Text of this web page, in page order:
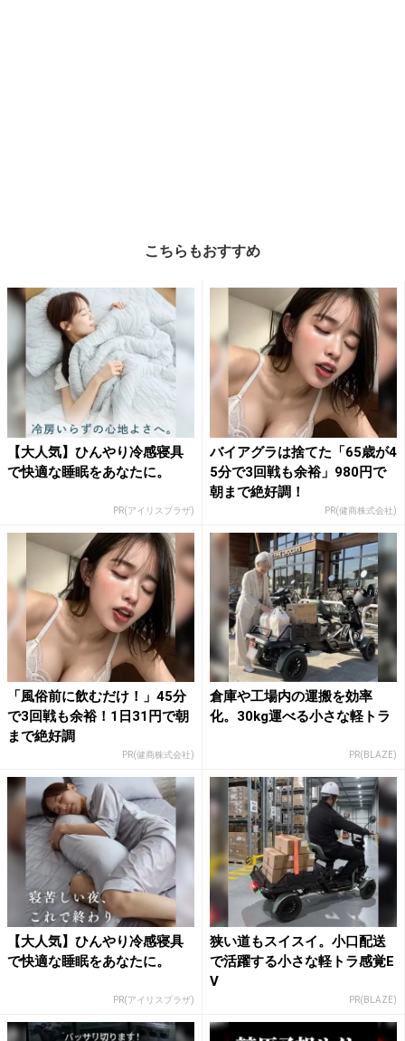
こちらもおすすめ
【大人気】ひんやり冷感寝具
で快適な睡眠をあなたに。
PR(アイリスプラザ)
バイアグラは捨てた「65歳が4
5分で3回戦も余裕」980円で
朝まで絶好調！
PR(健商株式会社)
「風俗前に飲むだけ！」45分
で3回戦も余裕！1日31円で朝
まで絶好調
PR(健商株式会社)
倉庫や工場内の運搬を効率
化。30kg運べる小さな軽トラ
PR(BLAZE)
【大人気】ひんやり冷感寝具
で快適な睡眠をあなたに。
PR(アイリスプラザ)
狭い道もスイスイ。小口配送
で活躍する小さな軽トラ感覚E
V
PR(BLAZE)